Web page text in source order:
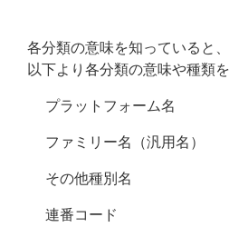
各分類の意味を知っていると
以下より各分類の意味や種類
プラットフォーム名
ファミリー名（汎用名）
その他種別名
連番コード